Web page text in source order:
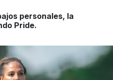
personales, la
Pride.